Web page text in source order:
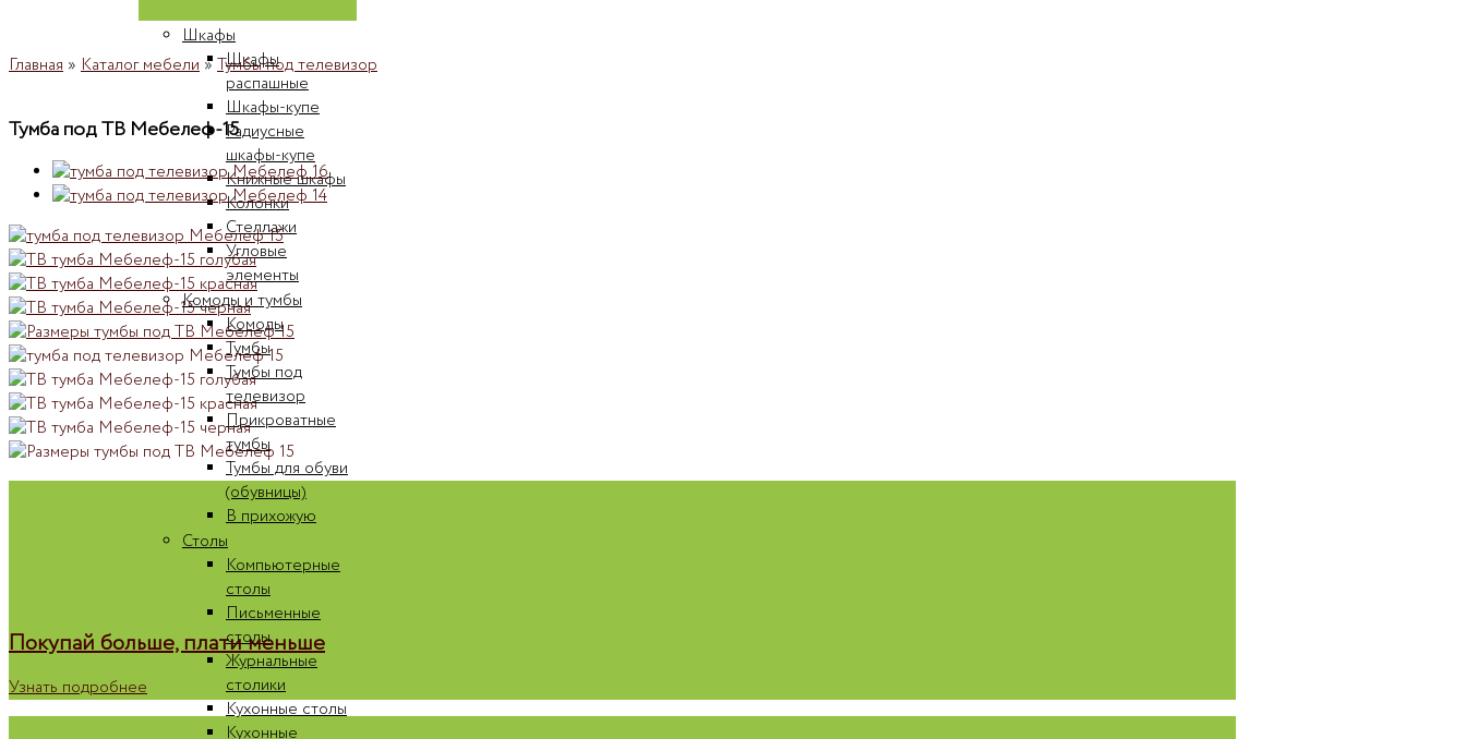
Шкафы
Шкафы
распашные
Шкафы-купе
Радиусные
шкафы-купе
Книжные шкафы
Колонки
Стеллажи
Угловые
элементы
Комоды и тумбы
Комоды
Тумбы
Тумбы под
телевизор
Прикроватные
тумбы
Тумбы для обуви
(обувницы)
В прихожую
Столы
Компьютерные
столы
Письменные
столы
Журнальные
столики
Кухонные столы
Кухонные
Главная » Каталог мебели »Тумбы под телевизор
Тумба под ТВ Мебелеф-15
Покупай больше, плати меньше
Узнать подробнее